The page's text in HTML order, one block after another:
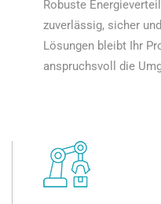
Robuste
zuverlässig, sicher
Lösungen bleibt Ihr
anspruchsvoll die